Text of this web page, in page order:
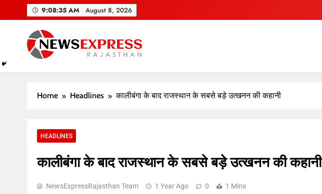
9:08:36 AM August 8, 2026
Home Headlines कालीबंगा के बाद राजस्थान के सबसे बड़े उत्खनन की कहानी
HEADLINES
कालीबंगा के बाद राजस्थान के सबसे बड़े उत्खनन की कहानी
NewsExpressRajasthan Team 1 Year Ago 0 1 Mins